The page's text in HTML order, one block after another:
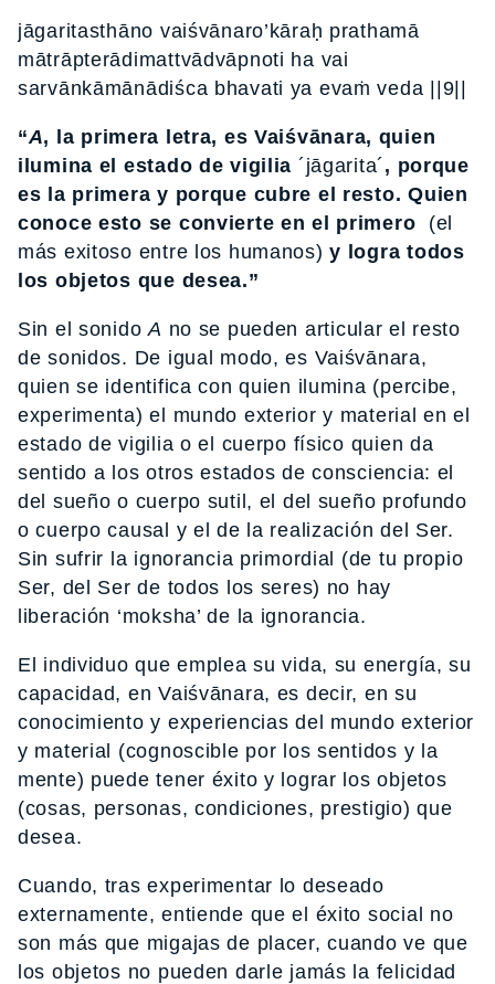
jāgaritasthāno vaiśvānaro’kāraḥ prathamā
mātrāpterādimattvādvāpnoti ha vai
sarvānkāmānādiśca bhavati ya evaṁ veda ||9||
“A, la primera letra, es Vaiśvānara, quien
ilumina el estado de vigilia ´jāgarita´ , porque
es la primera y porque cubre el resto. Quien
conoce esto se convierte en el primero (el
más exitoso entre los humanos) y logra todos
los objetos que desea.”
Sin el sonidoA no se pueden articular el resto
de sonidos. De igual modo, es Vaiśvānara,
quien se identifica con quien ilumina (percibe,
experimenta) el mundo exterior y material en el
estado de vigilia o el cuerpo físico quien da
sentido a los otros estados de consciencia: el
del sueño o cuerpo sutil, el del sueño profundo
o cuerpo causal y el de la realización del Ser.
Sin sufrir la ignorancia primordial (de tu propio
Ser, del Ser de todos los seres) no hay
liberación ‘moksha’ de la ignorancia.
El individuo que emplea su vida, su energía, su
capacidad, en Vaiśvānara, es decir, en su
conocimiento y experiencias del mundo exterior
y material (cognoscible por los sentidos y la
mente) puede tener éxito y lograr los objetos
(cosas, personas, condiciones, prestigio) que
desea.
Cuando, tras experimentar lo deseado
externamente, entiende que el éxito social no
son más que migajas de placer, cuando ve que
los objetos no pueden darle jamás la felicidad